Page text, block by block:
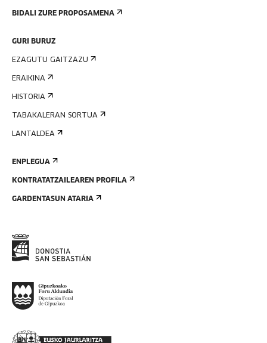
BIDALI ZURE PROPOSAMENA
GURI BURUZ
EZAGUTU GAITZAZU
ERAIKINA
HISTORIA
TABAKALERAN SORTUA
LANTALDEA
ENPLEGUA
KONTRATATZAILEAREN PROFILA
GARDENTASUN ATARIA